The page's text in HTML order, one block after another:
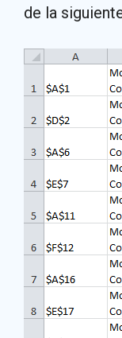
de la